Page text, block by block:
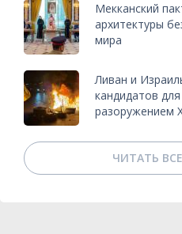
Мекканский
архитектуры
мира
Ливан и
кандидатов
разоружением
ЧИТАТЬ